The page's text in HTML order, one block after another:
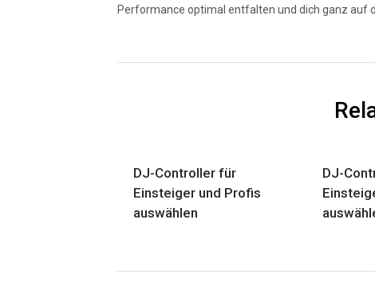
Performance optimal entfalten und dich ganz auf
DJ-Controller für
Einsteiger und Profis
auswählen
DJ-